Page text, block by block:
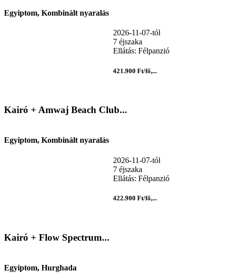
Egyiptom, Kombinált nyaralás
2026-11-07-tól
7 éjszaka
Ellátás: Félpanzió
421.900 Ft/fő,...
Kairó + Amwaj Beach Club...
Egyiptom, Kombinált nyaralás
2026-11-07-tól
7 éjszaka
Ellátás: Félpanzió
422.900 Ft/fő,...
Kairó + Flow Spectrum...
Egyiptom, Hurghada